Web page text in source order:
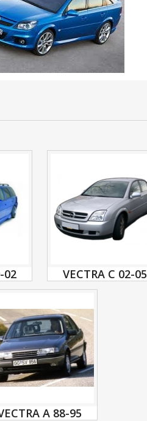
02 VECTRA C 02-05
A 88-95